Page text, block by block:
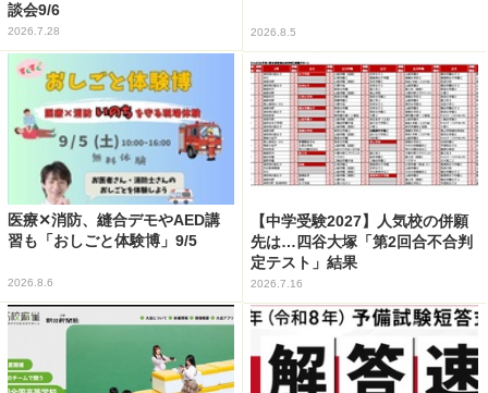
談会9/6
2026.7.28 2026.8.5
医療✕消防、縫合デモやAED講
習も「おしごと体験博」9/5
2026.8.6
【中学受験2027】人気校の併願
先は…四谷大塚「第2回合不合判
定テスト」結果
2026.7.16